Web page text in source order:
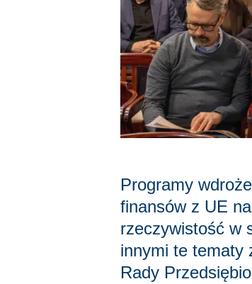
Programy
finansów z UE
rzeczywistość w
innymi te tematy
Rady